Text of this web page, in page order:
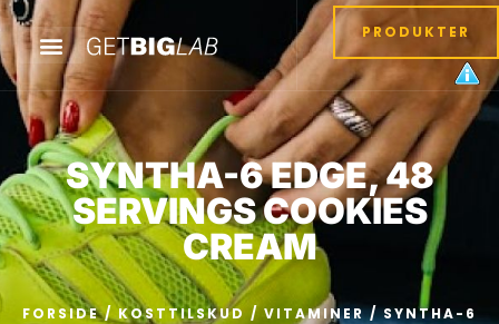
PRODUKTER
SYNTHA-6 EDGE, 48
SERVINGS COOKIES
CREAM
FORSIDE/ KOSTTILSKUD / VITAMINER/ SYNTHA-6